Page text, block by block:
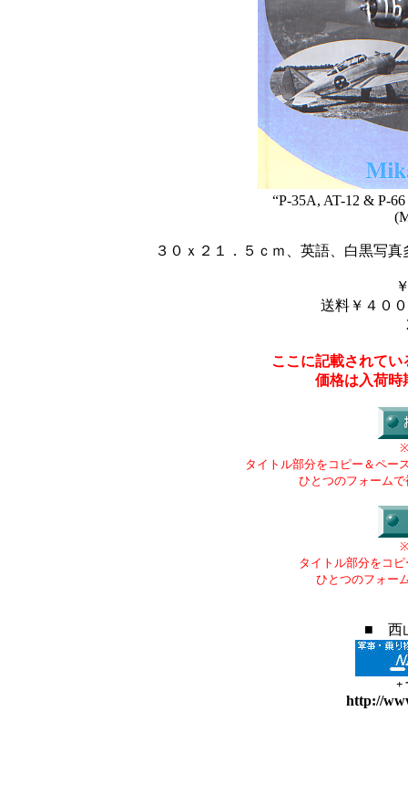
“P-35A, AT-12 & P-
３０ｘ２１．５ｃｍ、英語、白黒写
送料￥４０
ここに記載されて
価格は入荷時
タイトル部分をコピー＆ペー
ひとつのフォーム
タイトル部分をコ
ひとつのフォー
■ 西
+
http://